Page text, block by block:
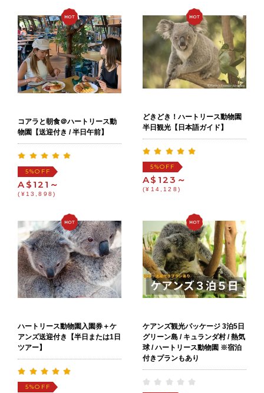
コアラと朝食＠ハートリース動
物園【送迎付き / 半日午前】
5%OFF
A$121～
(¥13,898)
どきどき！ハートリース動物園
半日観光【日本語ガイド】
5%OFF
A$123～
(¥14,128)
ハートリース動物園入園券＋ケ
アンズ送迎付き【半日または1日
ツアー】
5%OFF
ケアンズ観光パッケージ 3泊5日
グリーン島 / キュランダ村 / 熱気
球 / ハートリース動物園 ※宿泊
付きプランもあり